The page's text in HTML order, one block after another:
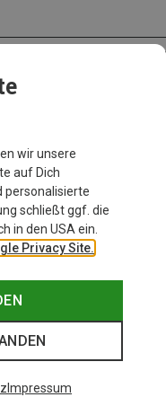
wir unsere
auf Dich
personalisierte
schließt ggf. die
in den USA ein.
Privacy Site.
Impressum